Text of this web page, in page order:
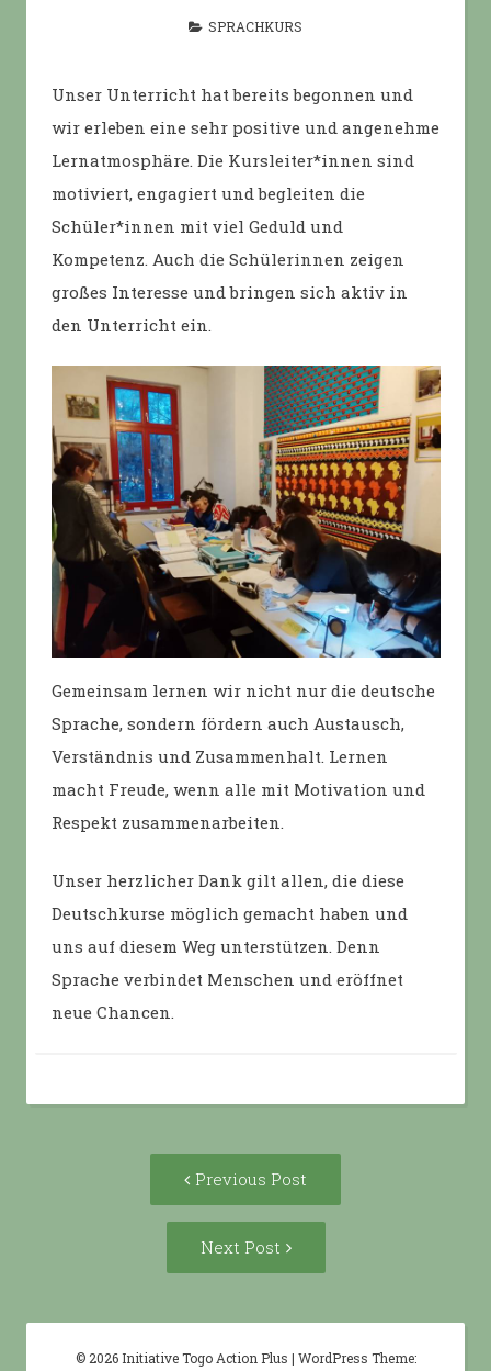
SPRACHKURS
Unser Unterricht hat bereits begonnen und
wir erleben eine sehr positive und angenehme
Lernatmosphäre. Die Kursleiter*innen sind
motiviert, engagiert und begleiten die
Schüler*innen mit viel Geduld und
Kompetenz. Auch die Schülerinnen zeigen
großes Interesse und bringen sich aktiv in
den Unterricht ein.
Gemeinsam lernen wir nicht nur die deutsche
Sprache, sondern fördern auch Austausch,
Verständnis und Zusammenhalt. Lernen
macht Freude, wenn alle mit Motivation und
Respekt zusammenarbeiten.
Unser herzlicher Dank gilt allen, die diese
Deutschkurse möglich gemacht haben und
uns auf diesem Weg unterstützen. Denn
Sprache verbindet Menschen und eröffnet
neue Chancen.
Previous Post
post:
Next Post
Post:
© 2026 Initiative Togo Action Plus | WordPress Theme: